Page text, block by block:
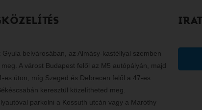
Gyula belvárosában, az Almásy-kastéllyal szemben
meg. A várost Budapest felől az M5 autópályán, majd
es úton, míg Szeged és Debrecen felől a 47-es
keresztül közelítheted meg.
parkolni a Kossuth utcán vagy a Maróthy